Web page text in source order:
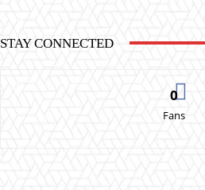
STAY CONNECTED
0
Fans